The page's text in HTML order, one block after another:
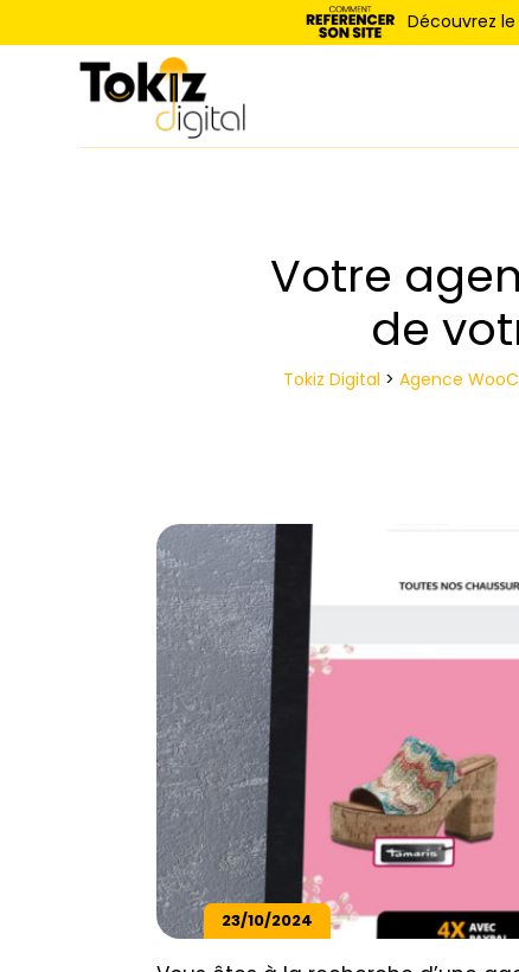
Découvrez
Votre
de
Tokiz Digital > Agence
23/10/2024
Panneau de gestion des cookies